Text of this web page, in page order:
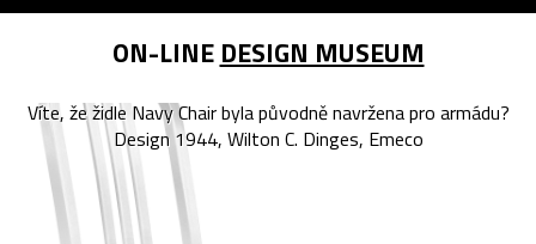
ON-LINE DESIGN MUSEUM
Víte, že židle Navy Chair byla původně navržena pro armádu?
Design 1944, Wilton C. Dinges, Emeco